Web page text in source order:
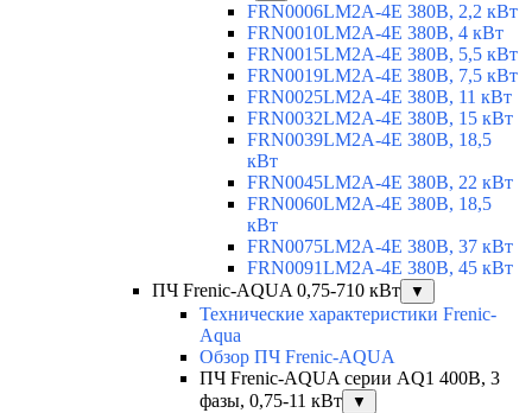
FRN0006LM2A-4E 380В, 2,2 кВт
FRN0010LM2A-4E 380В, 4 кВт
FRN0015LM2A-4E 380В, 5,5 кВт
FRN0019LM2A-4E 380В, 7,5 кВт
FRN0025LM2A-4E 380В, 11 кВт
FRN0032LM2A-4E 380В, 15 кВт
FRN0039LM2A-4E 380В, 18,5
кВт
FRN0045LM2A-4E 380В, 22 кВт
FRN0060LM2A-4E 380В, 18,5
кВт
FRN0075LM2A-4E 380В, 37 кВт
FRN0091LM2A-4E 380В, 45 кВт
ПЧ Frenic-AQUA 0,75-710 кВт
▼
Технические характеристики Frenic-
Aqua
Обзор ПЧ Frenic-AQUA
ПЧ Frenic-AQUA серии AQ1 400В, 3
фазы, 0,75-11 кВт
▼